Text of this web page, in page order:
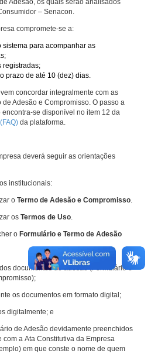
Adesão, os quais serão analisados
– Senacon.
compromete-se a:
sistema para acompanhar as
registradas;
prazo de até 10 (dez) dias.
concordar integralmente com as
Adesão e Compromisso. O passo a
se disponível no item 12 da
da plataforma.
deverá seguir as orientações
institucionais:
o Termo de Adesão e Compromisso.
os Termos de Uso.
o Formulário e Termo de Adesão
dos documentos de adesão (Formulário e
os documentos em formato digital;
digitalmente; e
de Adesão devidamente preenchidos
com a Ata Constitutiva da Empresa
em que conste o nome de quem